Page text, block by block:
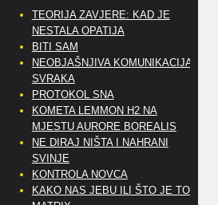
TEORIJA ZAVJERE: KAD JE
NESTALA OPATIJA
BITI SAM
NEOBJAŠNJIVA KOMUNIKACIJA
SVRAKA
PROTOKOL SNA
KOMETA LEMMON H2 NA
MJESTU AURORE BOREALIS
NE DIRAJ NIŠTA I NAHRANI
SVINJE
KONTROLA NOVCA
KAKO NAS JEBU ILI ŠTO JE TO